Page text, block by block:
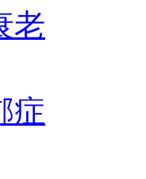
老
症